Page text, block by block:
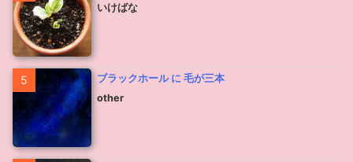
いけばな
5
ブラックホール に 毛が三本
other